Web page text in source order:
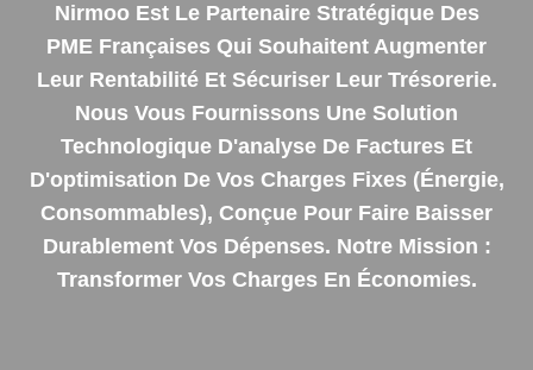
Nirmoo Est Le Partenaire Stratégique Des
PME Françaises Qui Souhaitent Augmenter
Leur Rentabilité Et Sécuriser Leur Trésorerie.
Nous Vous Fournissons Une Solution
Technologique D'analyse De Factures Et
D'optimisation De Vos Charges Fixes (énergie,
Consommables), Conçue Pour Faire Baisser
Durablement Vos Dépenses. Notre Mission :
Transformer Vos Charges En Économies.